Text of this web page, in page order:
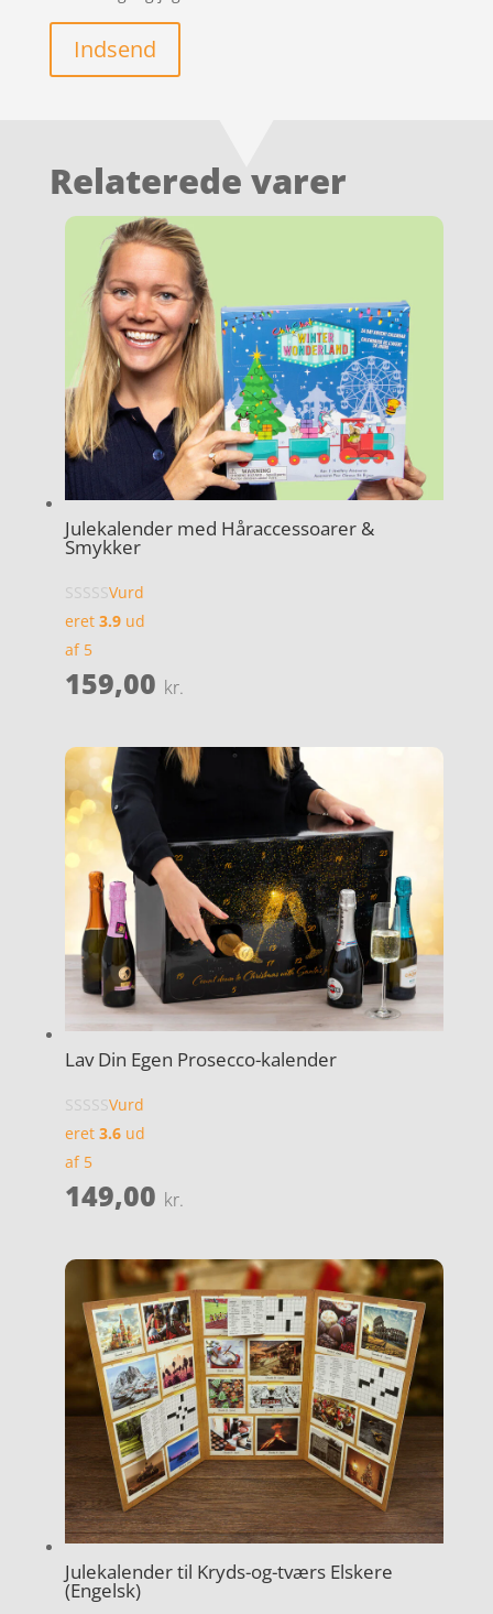
Indsend
Relaterede varer
Julekalender med Håraccessoarer &
Smykker
Vurd
eret 3.9ud
af 5
159,00 kr.
Lav Din Egen Prosecco-kalender
Vurd
eret 3.6ud
af 5
149,00 kr.
Julekalender til Kryds-og-tværs Elskere
(Engelsk)